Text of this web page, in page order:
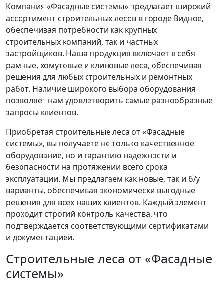
Компания «Фасадные системы» предлагает широкий
ассортимент строительных лесов в городе Видное,
обеспечивая потребности как крупных
строительных компаний, так и частных
застройщиков. Наша продукция включает в себя
рамные, хомутовые и клиновые леса, обеспечивая
решения для любых строительных и ремонтных
работ. Наличие широкого выбора оборудования
позволяет нам удовлетворить самые разнообразные
запросы клиентов.
Приобретая строительные леса от «Фасадные
системы», вы получаете не только качественное
оборудование, но и гарантию надежности и
безопасности на протяжении всего срока
эксплуатации. Мы предлагаем как новые, так и б/у
варианты, обеспечивая экономически выгодные
решения для всех наших клиентов. Каждый элемент
проходит строгий контроль качества, что
подтверждается соответствующими сертификатами
и документацией.
Строительные леса от «Фасадные
системы»